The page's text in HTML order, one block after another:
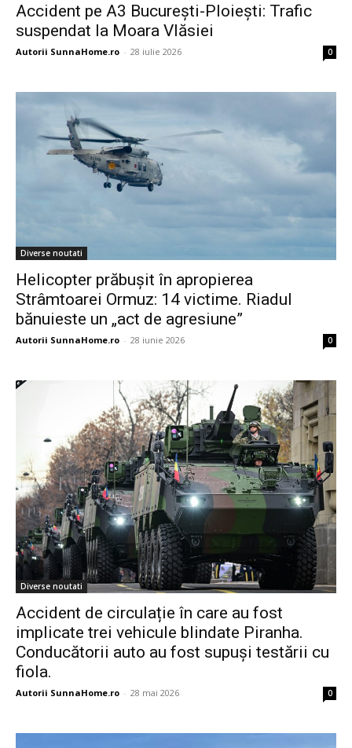
Accident pe A3 București-Ploiești: Trafic
suspendat la Moara Vlăsiei
Autorii SunnaHome.ro - 28 iulie 2026 0
Diverse noutati
Helicopter prăbușit în apropierea
Strâmtoarei Ormuz: 14 victime. Riadul
bănuieste un „act de agresiune”
Autorii SunnaHome.ro - 28 iunie 2026 0
Diverse noutati
Accident de circulație în care au fost
implicate trei vehicule blindate Piranha.
Conducătorii auto au fost supuși testării cu
fiola.
Autorii SunnaHome.ro - 28 mai 2026 0